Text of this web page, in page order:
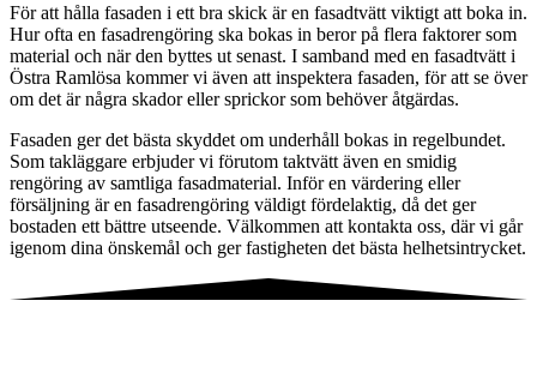
För att hålla fasaden i ett bra skick är en fasadtvätt viktigt att boka in.
Hur ofta en fasadrengöring ska bokas in beror på flera faktorer som
material och när den byttes ut senast. I samband med en fasadtvätt i
Östra Ramlösa kommer vi även att inspektera fasaden, för att se över
om det är några skador eller sprickor som behöver åtgärdas.
Fasaden ger det bästa skyddet om underhåll bokas in regelbundet.
Som takläggare erbjuder vi förutom taktvätt även en smidig
rengöring av samtliga fasadmaterial. Inför en värdering eller
försäljning är en fasadrengöring väldigt fördelaktig, då det ger
bostaden ett bättre utseende. Välkommen att kontakta oss, där vi går
igenom dina önskemål och ger fastigheten det bästa helhetsintrycket.